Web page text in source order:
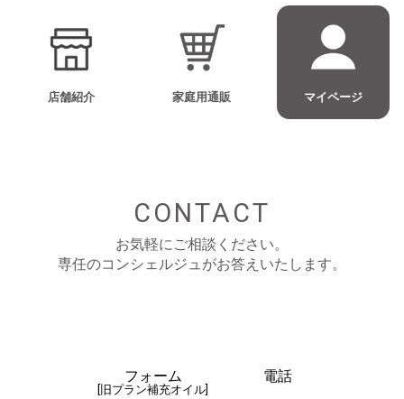
店舗紹介 家庭用通販 マイページ
CONTACT
お気軽にご相談ください。
専任のコンシェルジュがお答えいたします。
フォーム
[旧プラン補充オイル]
電話